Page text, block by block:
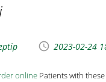
2023-02-24
online Patients with